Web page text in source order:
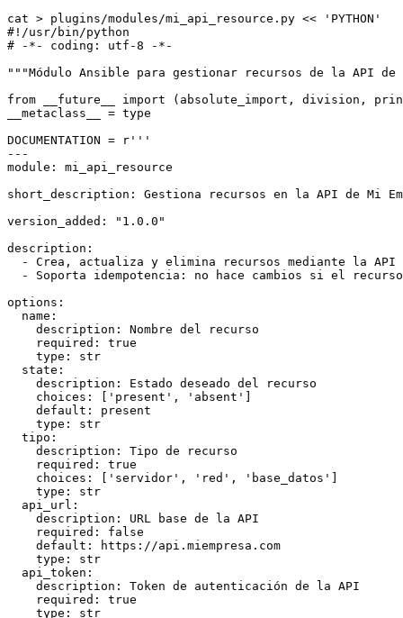
cat > plugins/modules/mi_api_resource.py << 'PYTHON'
#!/usr/bin/python
# -*- coding: utf-8 -*-
"""Módulo Ansible para gestionar recursos de la API de
from __future__ import (absolute_import, division,
__metaclass__ = type
DOCUMENTATION = r'''
---
module: mi_api_resource
short_description: Gestiona recursos en la API de Mi
version_added: "1.0.0"
description:
- Crea, actualiza y elimina recursos mediante la API
- Soporta idempotencia: no hace cambios si el
options:
  name:
    description: Nombre del recurso
    required: true
    type: str
  state:
    description: Estado deseado del recurso
    choices: ['present', 'absent']
    default: present
    type: str
  tipo:
    description: Tipo de recurso
    required: true
    choices: ['servidor', 'red', 'base_datos']
    type: str
  api_url:
    description: URL base de la API
    required: false
    default: https://api.miempresa.com
    type: str
  api_token:
    description: Token de autenticación de la API
    required: true
    type: str